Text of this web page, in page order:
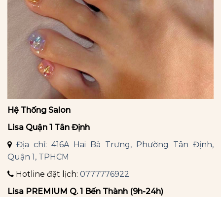
Hệ Thống Salon
Lisa Quận 1 Tân Định
Địa chỉ: 416A Hai Bà Trưng, Phường Tân Định,
Quận 1, TPHCM
Hotline đặt lịch: 0777776922
Lisa PREMIUM Q. 1 Bến Thành (9h-24h)